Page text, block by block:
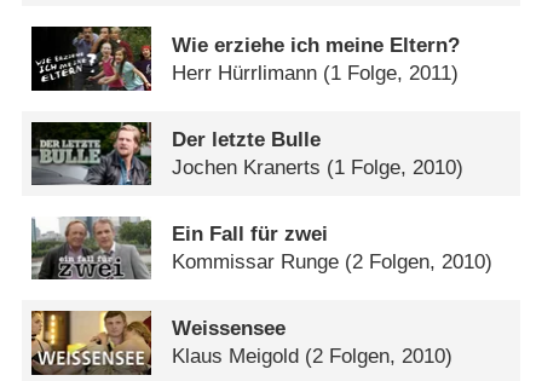
Wie erziehe ich meine Eltern?
Herr Hürrlimann (1 Folge, 2011)
Der letzte Bulle
Jochen Kranerts (1 Folge, 2010)
Ein Fall für zwei
Kommissar Runge (2 Folgen, 2010)
Weissensee
Klaus Meigold (2 Folgen, 2010)